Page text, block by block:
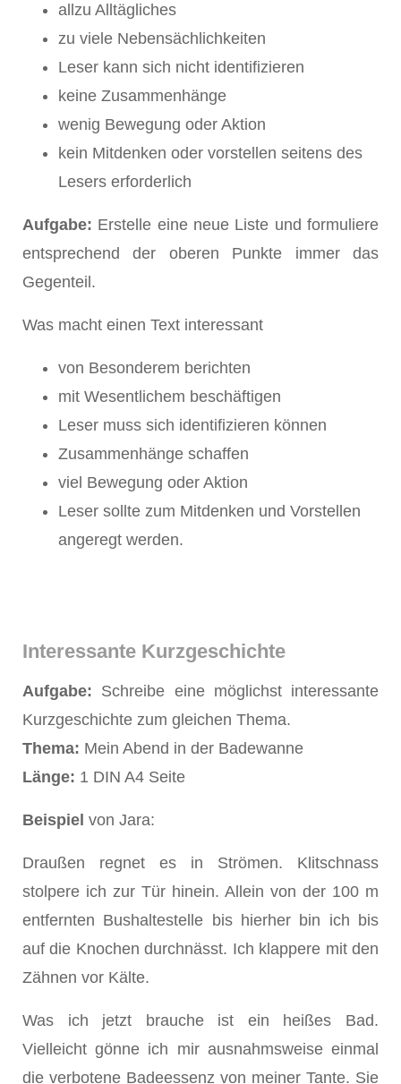
allzu Alltägliches
zu viele Nebensächlichkeiten
Leser kann sich nicht identifizieren
keine Zusammenhänge
wenig Bewegung oder Aktion
kein Mitdenken oder vorstellen seitens des
Lesers erforderlich
Aufgabe: Erstelle eine neue Liste und formuliere
entsprechend der oberen Punkte immer das
Gegenteil.
Was macht einen Text interessant
von Besonderem berichten
mit Wesentlichem beschäftigen
Leser muss sich identifizieren können
Zusammenhänge schaffen
viel Bewegung oder Aktion
Leser sollte zum Mitdenken und Vorstellen
angeregt werden.
Interessante Kurzgeschichte
Aufgabe: Schreibe eine möglichst interessante
Kurzgeschichte zum gleichen Thema.
Thema: Mein Abend in der Badewanne
Länge: 1 DIN A4 Seite
Beispiel von Jara:
Draußen regnet es in Strömen. Klitschnass
stolpere ich zur Tür hinein. Allein von der 100 m
entfernten Bushaltestelle bis hierher bin ich bis
auf die Knochen durchnässt. Ich klappere mit den
Zähnen vor Kälte.
Was ich jetzt brauche ist ein heißes Bad.
Vielleicht gönne ich mir ausnahmsweise einmal
die verbotene Badeessenz von meiner Tante. Sie